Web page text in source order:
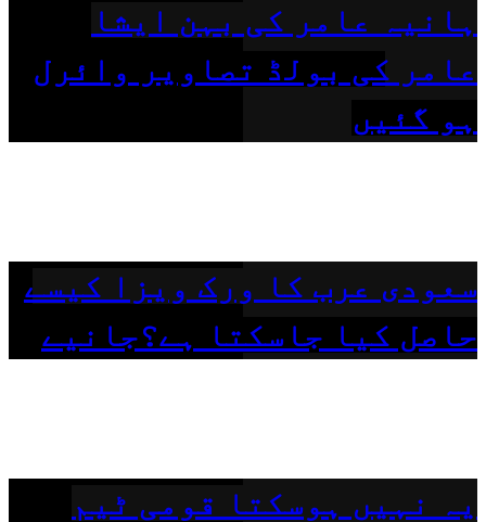
ہانیہ عامر کی بہن ایشا
عامر کی بولڈ تصاویر وائرل
ہو گئیں
سعودی عرب کا ورک ویزا کیسے
حاصل کیا جاسکتا ہے؟جانیے
یہ نہیں ہوسکتا قومی ٹیم